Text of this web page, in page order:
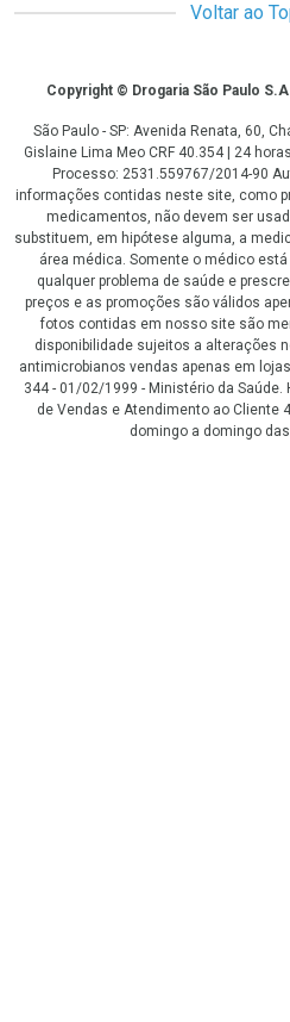
Voltar ao
CopyrightCopyright © Drogaria São Paulo
São Paulo - SP: Avenida Renata, 60,
Gislaine Lima Meo CRF 40.354 | 24
Processo: 2531.559767/2014-90
informações contidas neste site, como
medicamentos, não devem ser
substituem, em hipótese alguma, a
área médica. Somente o médico
qualquer problema de saúde e
preços e as promoções são válidos
fotos contidas em nosso site são
disponibilidade sujeitos a alterações
antimicrobianos vendas apenas em
344 - 01/02/1999 - Ministério da Saúde.
de Vendas e Atendimento ao Cliente
domingo a domingo